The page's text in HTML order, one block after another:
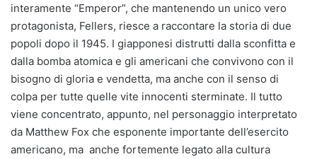
interamente “Emperor”, che mantenendo un unico vero
protagonista, Fellers, riesce a raccontare la storia di due
popoli dopo il 1945. I giapponesi distrutti dalla sconfitta e
dalla bomba atomica e gli americani che convivono con il
bisogno di gloria e vendetta, ma anche con il senso di
colpa per tutte quelle vite innocenti sterminate. Il tutto
viene concentrato, appunto, nel personaggio interpretato
da Matthew Fox che esponente importante dell’esercito
americano, ma anche fortemente legato alla cultura